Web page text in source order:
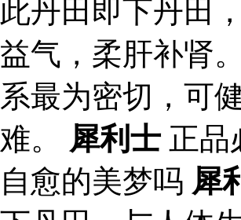
此丹田即下丹田
益气，柔肝补肾
系最为密切，可
难。 犀利士 正品
自愈的美梦吗 犀